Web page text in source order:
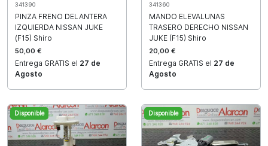
341390
PINZA FRENO DELANTERA
IZQUIERDA NISSAN JUKE
(F15) Shiro
50,00 €
Entrega GRATIS el 27 de
Agosto
341360
MANDO ELEVALUNAS
TRASERO DERECHO NISSAN
JUKE (F15) Shiro
20,00 €
Entrega GRATIS el 27 de
Agosto
Disponible Disponible